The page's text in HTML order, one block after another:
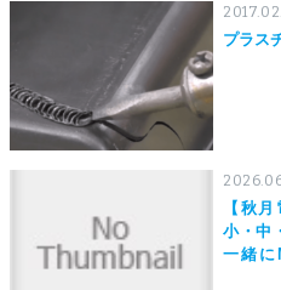
プラス
【秋
小・中
一緒に